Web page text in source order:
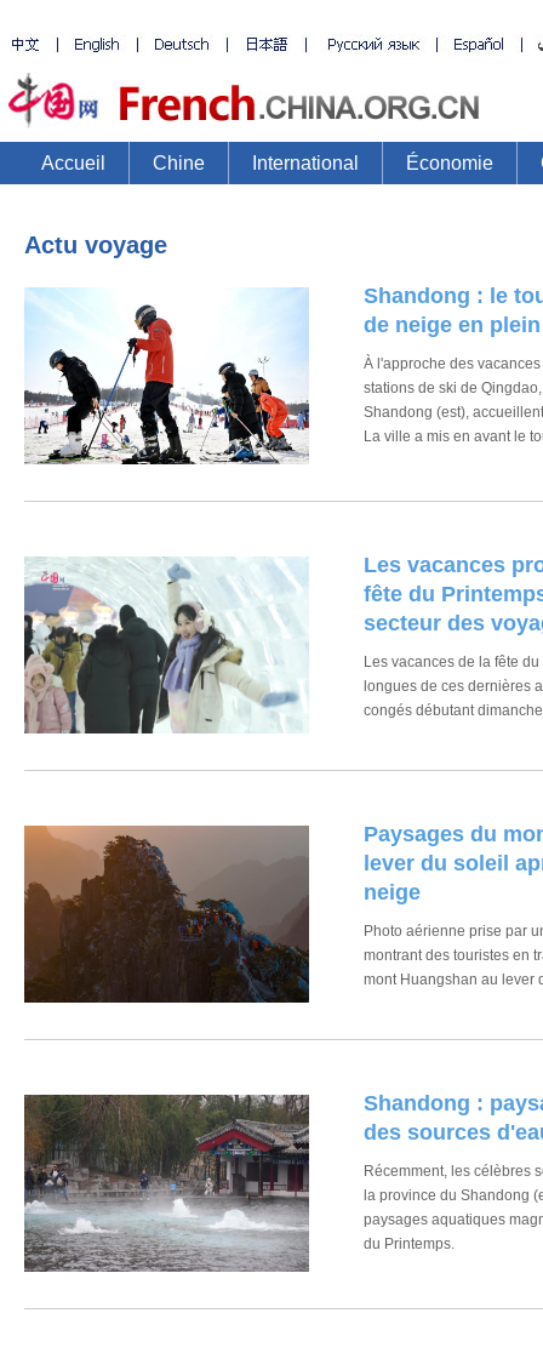
Accueil Chine International Économie
Actu voyage
Shandong : le
de neige en
À l'approche des
stations de ski de
Shandong (est),
La ville a mis en avant le
Les vacances
fête du
secteur des
Les vacances de la fête
longues de ces dernières
congés débutant
Paysages du
lever du soleil
neige
Photo aérienne prise par
montrant des touristes en
mont Huangshan au lever
Shandong :
des sources
Récemment, les célèbres
la province du Shandong
paysages aquatiques
du Printemps.